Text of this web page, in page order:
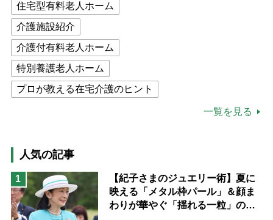
住宅型有料老人ホーム
介護施設紹介
介護付有料老人ホーム
特別養護老人ホーム
プロが教える在宅介護のヒント
猫が母になつきません
息子の遠距離介護サバイバル術
兄がボケました
便利なサービス
予防法
一覧を見る
人気の記事
1
【紀子さまのジュエリー術】夏に
映える「メタル枠パール」＆顔ま
わりが華やぐ「揺れる一粒」の使